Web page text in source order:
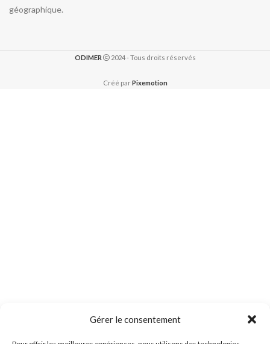
Gérer le consentement
géographique.
ODIMER 2024 - Tous droits réservés
Créé parPixemotion